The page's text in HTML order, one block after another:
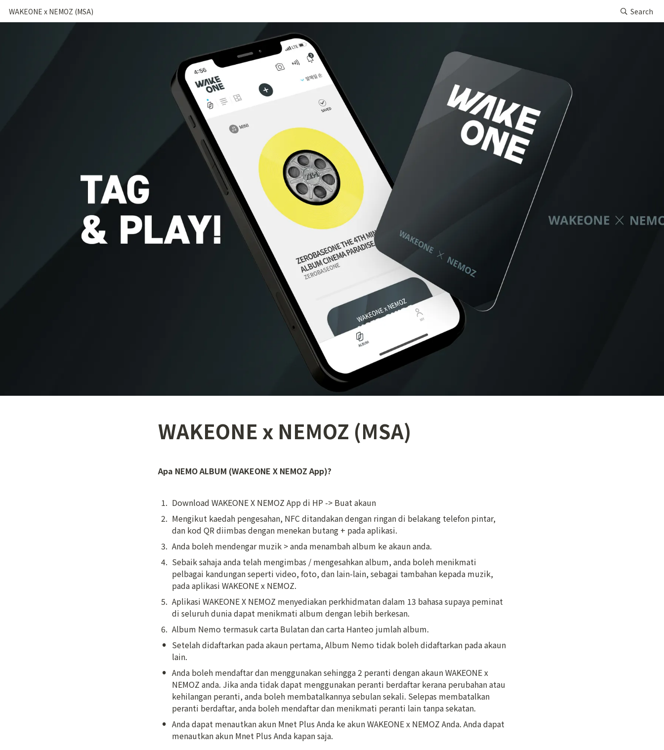
WAKEONE x NEMOZ (MSA) Search
WAKEONE x NEMOZ (MSA)
Apa NEMO ALBUM (WAKEONE X NEMOZ App)?
1. Download WAKEONE X NEMOZ App di HP -> Buat akaun
2. Mengikut kaedah pengesahan, NFC ditandakan dengan ringan di belakang telefon pintar,
dan kod QR diimbas dengan menekan butang + pada aplikasi.
3. Anda boleh mendengar muzik > anda menambah album ke akaun anda.
4. Sebaik sahaja anda telah mengimbas / mengesahkan album, anda boleh menikmati
pelbagai kandungan seperti video, foto, dan lain-lain, sebagai tambahan kepada muzik,
pada aplikasi WAKEONE x NEMOZ.
5. Aplikasi WAKEONE X NEMOZ menyediakan perkhidmatan dalam 13 bahasa supaya peminat
di seluruh dunia dapat menikmati album dengan lebih berkesan.
6. Album Nemo termasuk carta Bulatan dan carta Hanteo jumlah album.
• Setelah didaftarkan pada akaun pertama, Album Nemo tidak boleh didaftarkan pada akaun
lain.
• Anda boleh mendaftar dan menggunakan sehingga 2 peranti dengan akaun WAKEONE x
NEMOZ anda. Jika anda tidak dapat menggunakan peranti berdaftar kerana perubahan atau
kehilangan peranti, anda boleh membatalkannya sebulan sekali. Selepas membatalkan
peranti berdaftar, anda boleh mendaftar dan menikmati peranti lain tanpa sekatan.
• Anda dapat menautkan akun Mnet Plus Anda ke akun WAKEONE x NEMOZ Anda. Anda dapat
menautkan akun Mnet Plus Anda kapan saja.